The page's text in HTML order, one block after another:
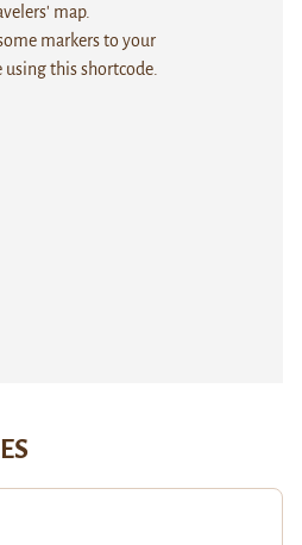
map.
markers to your
using this shortcode.